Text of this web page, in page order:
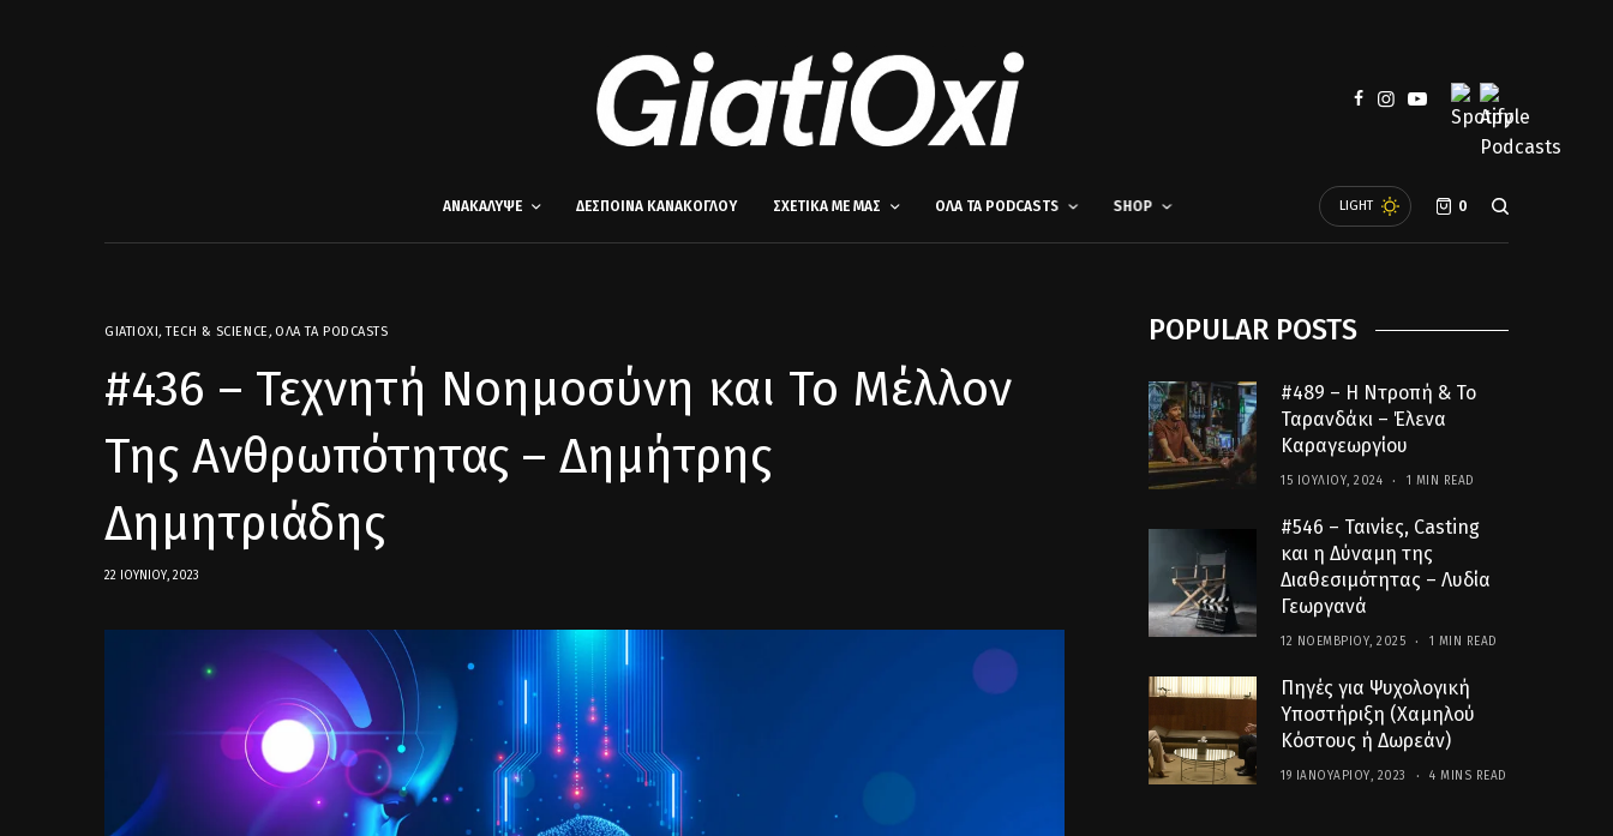
ΑΝΑΚΑΛΥΨΕ ΔΕΣΠΟΙΝΑ ΚΑΝΑΚΟΓΛΟΥ ΣΧΕΤΙΚΑ ΜΕ ΜΑΣ ΟΛΑ ΤΑ PODCASTS SHOP LIGHT 0
GIATIOXI, TECH & SCIENCE,ΌΛΑ ΤΑ PODCASTS
#436 – Τεχνητή Νοημοσύνη και Το Μέλλον
Της Ανθρωπότητας – Δημήτρης
Δημητριάδης
22 ΙΟΥΝΊΟΥ, 2023
POPULAR POSTS
#489 – Η Ντροπή & Το
Ταρανδάκι – Έλενα
Καραγεωργίου
15 ΙΟΥΛΊΟΥ, 2024 1 MIN READ
#546 – Ταινίες, Casting
και η Δύναμη της
Διαθεσιμότητας – Λυδία
Γεωργανά
12 ΝΟΕΜΒΡΊΟΥ, 2025 1 MIN READ
Πηγές για Ψυχολογική
Υποστήριξη (Χαμηλού
Κόστους ή Δωρεάν)
19 ΙΑΝΟΥΑΡΊΟΥ, 2023 4 MINS READ